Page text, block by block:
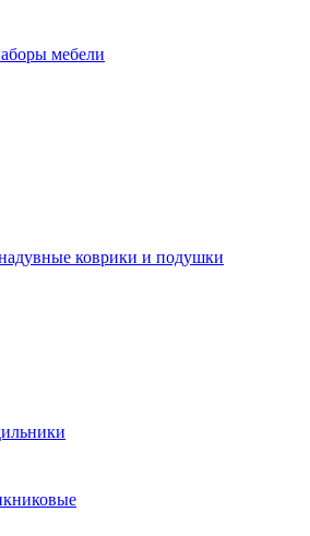
мебели
коврики и подушки